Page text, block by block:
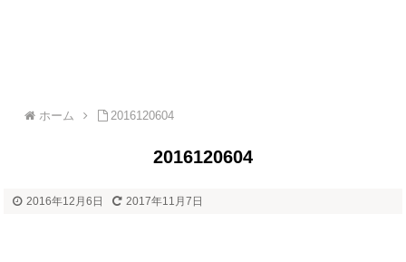
ホーム 2016120604
2016120604
2016年12月6日 2017年11月7日